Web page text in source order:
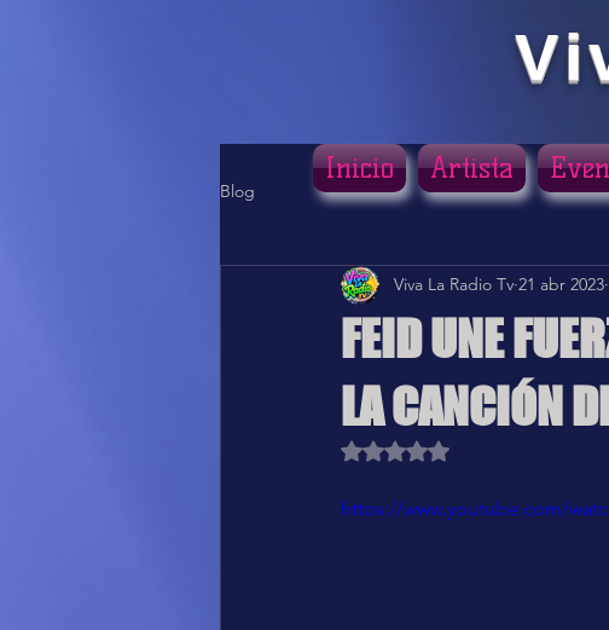
Blog
FEID UNE
LA CANCIÓN
Viva La Radio Tv 21 abr 2023
Obtuvo NaN de 5 estrellas.
https://www.youtube.com/
Inicio Artista